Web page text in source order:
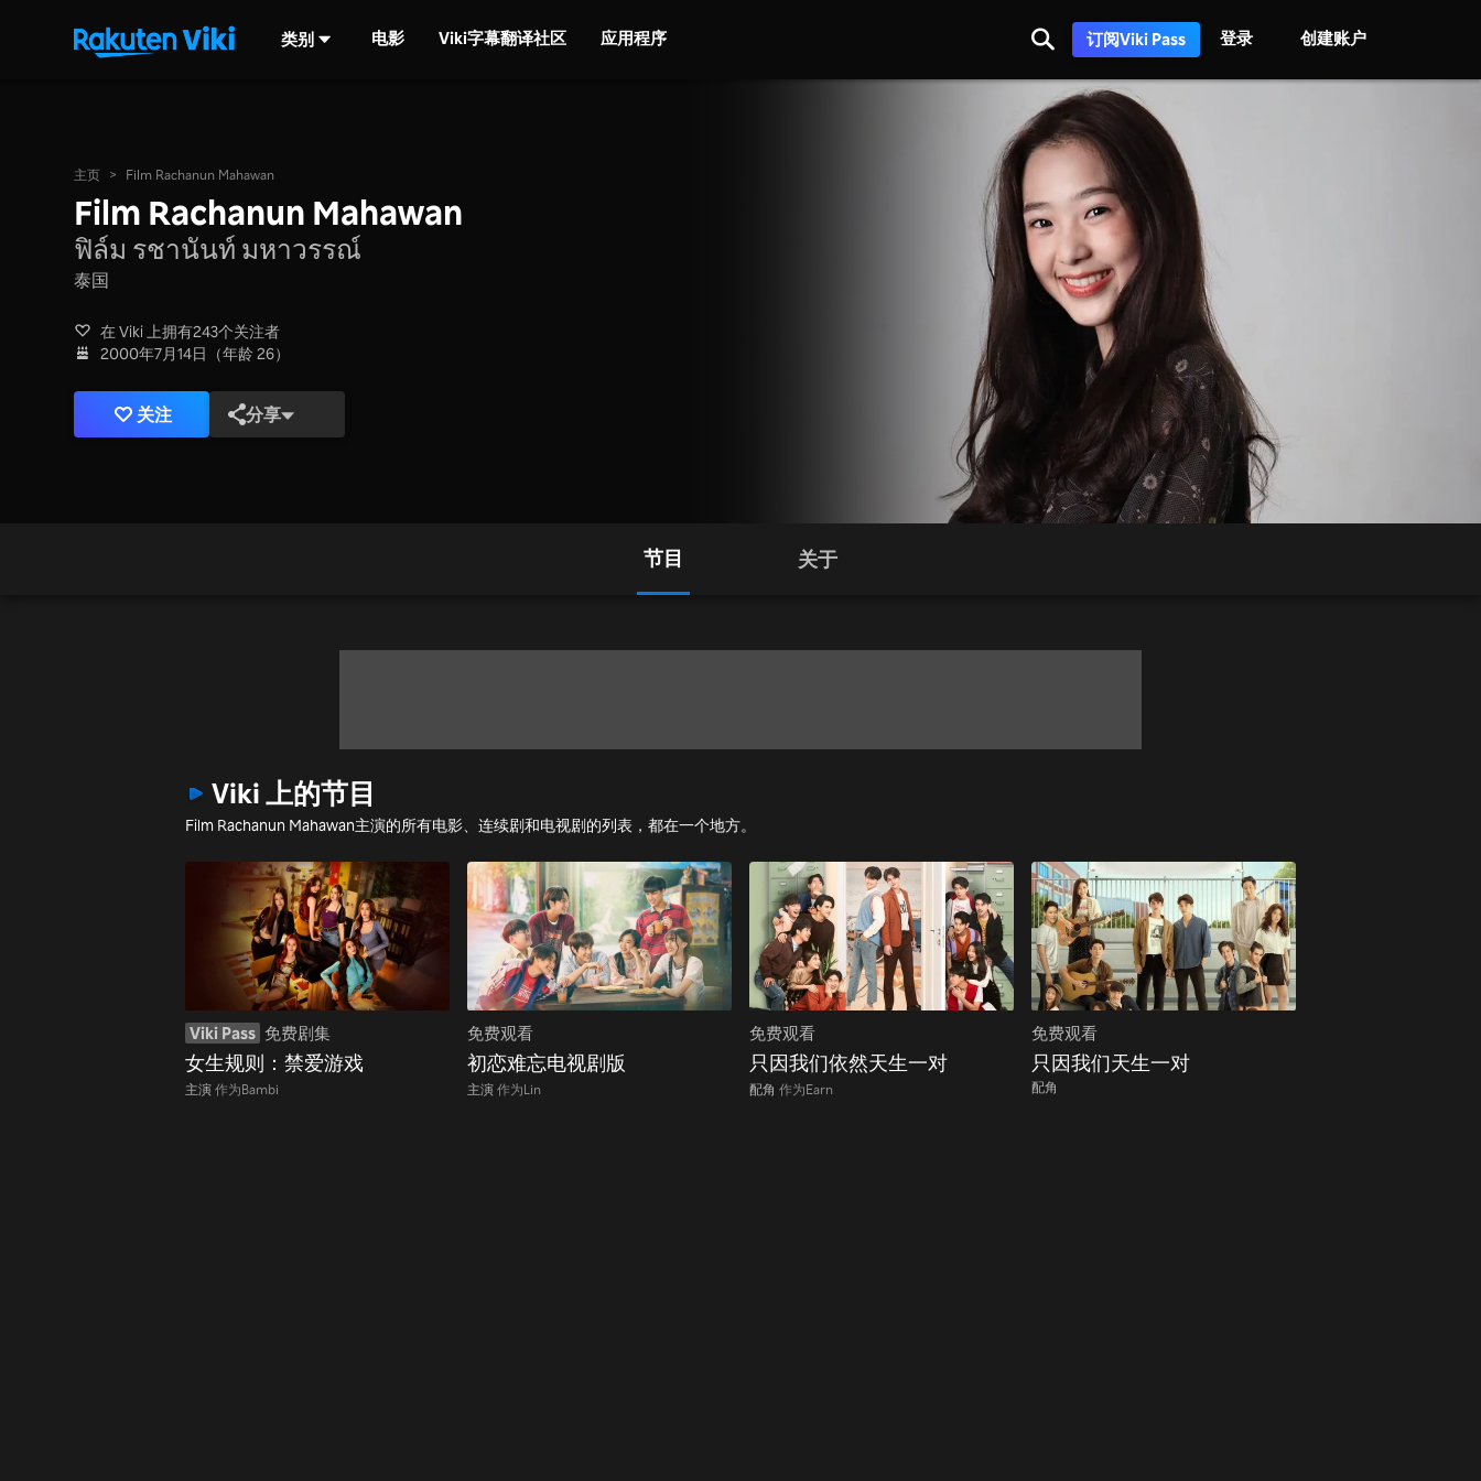
类别 电影 Viki字幕翻译社区 应用程序 订阅Viki Pass 登录 创建账户
主页 > Film Rachanun Mahawan
Film Rachanun Mahawan
ฟิล์ม รชานันท์ มหาวรรณ์
泰国
在 Viki 上拥有243个关注者
2000年7月14日（年龄 26）
关注 分享
节目 关于
Viki 上的节目
Film Rachanun Mahawan主演的所有电影、连续剧和电视剧的列表，都在一个地方。
Viki Pass 免费剧集
女生规则：禁爱游戏
主演作为Bambi
免费观看
初恋难忘电视剧版
主演作为Lin
免费观看
只因我们依然天生一对
配角 作为Earn
免费观看
只因我们天生一对
配角